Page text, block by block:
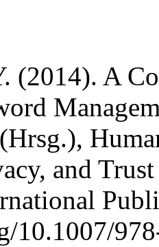
(2014). A
and
10.1007/